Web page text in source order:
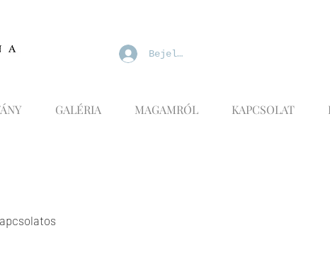
GALÉRIA MAGAMRÓL KAPCSOLAT
Bejelentkezés